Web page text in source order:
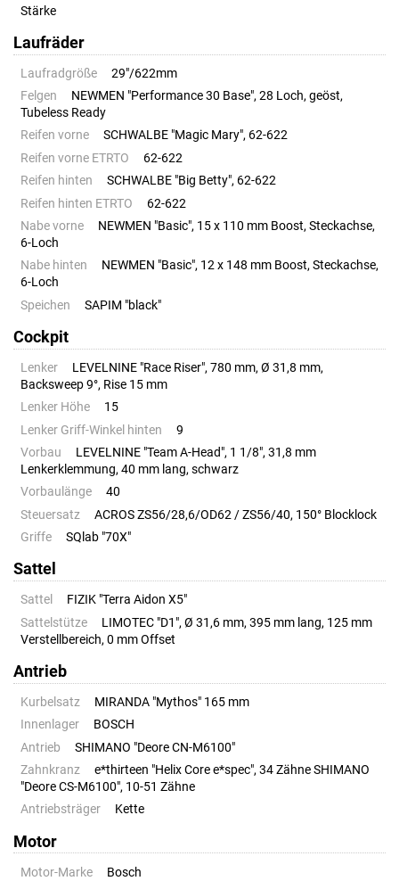
Stärke
Laufräder
Laufradgröße
29"/622mm
Felgen
NEWMEN "Performance 30 Base", 28 Loch, geöst,
Tubeless Ready
Reifen vorne
SCHWALBE "Magic Mary", 62-622
Reifen vorne ETRTO
62-622
Reifen hinten
SCHWALBE "Big Betty", 62-622
Reifen hinten ETRTO
62-622
Nabe vorne
NEWMEN "Basic", 15 x 110 mm Boost, Steckachse,
6-Loch
Nabe hinten
NEWMEN "Basic", 12 x 148 mm Boost, Steckachse,
6-Loch
Speichen
SAPIM "black"
Cockpit
Lenker
LEVELNINE "Race Riser", 780 mm, Ø 31,8 mm,
Backsweep 9°, Rise 15 mm
Lenker Höhe
15
Lenker Griff-Winkel hinten
9
Vorbau
LEVELNINE "Team A-Head", 1 1/8", 31,8 mm
Lenkerklemmung, 40 mm lang, schwarz
Vorbaulänge
40
Steuersatz
ACROS ZS56/28,6/OD62 / ZS56/40, 150° Blocklock
Griffe
SQlab "70X"
Sattel
Sattel
FIZIK "Terra Aidon X5"
Sattelstütze
LIMOTEC "D1", Ø 31,6 mm, 395 mm lang, 125 mm
Verstellbereich, 0 mm Offset
Antrieb
Kurbelsatz
MIRANDA "Mythos" 165 mm
Innenlager
BOSCH
Antrieb
SHIMANO "Deore CN-M6100"
Zahnkranz
e*thirteen "Helix Core e*spec", 34 Zähne SHIMANO
"Deore CS-M6100", 10-51 Zähne
Antriebsträger
Kette
Motor
Motor-Marke
Bosch